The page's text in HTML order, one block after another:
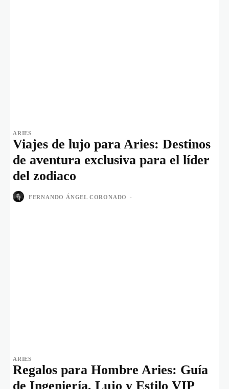
ARIES
Viajes de lujo para Aries: Destinos
de aventura exclusiva para el líder
del zodiaco
FERNANDO ÁNGEL CORONADO -
ARIES
Regalos para Hombre Aries: Guía
de Ingeniería, Lujo y Estilo VIP